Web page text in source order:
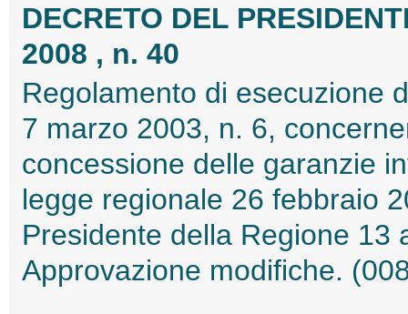
DECRETO DEL
2008 , n. 40
Regolamento di esecuzione
7 marzo 2003, n. 6,
concessione delle garanzie
legge regionale 26 febbraio
Presidente della Regione 13
Approvazione modifiche.